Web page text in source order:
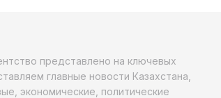
представлено на ключевых
главные новости Казахстана,
экономические, политические